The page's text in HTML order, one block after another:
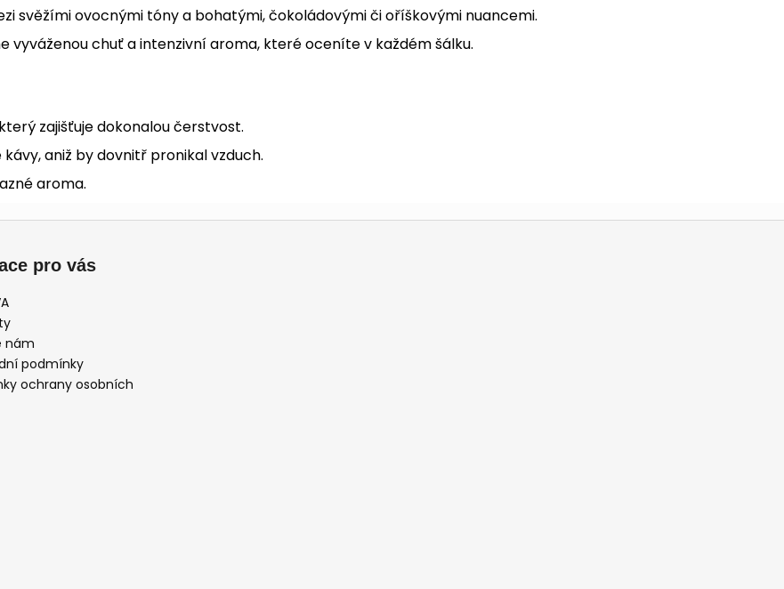
svěžími ovocnými tóny a bohatými, čokoládovými či oříškovými nuancemi.
chuť a intenzivní aroma, které oceníte v každém šálku.
zajišťuje dokonalou čerstvost.
aniž by dovnitř pronikal vzduch.
aroma.
pro vás
nám
podmínky
ochrany osobních